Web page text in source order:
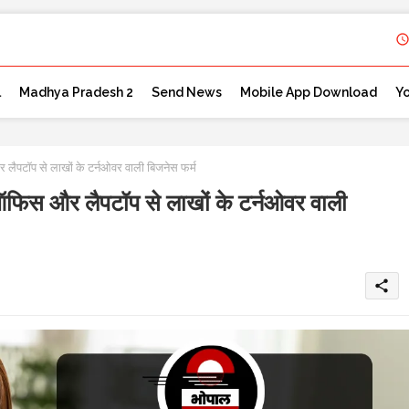
Madhya Pradesh 2 Send News Mobile App Download
से लाखों के टर्नओवर वाली बिजनेस फर्म
और लैपटॉप से लाखों के टर्नओवर वाली
share